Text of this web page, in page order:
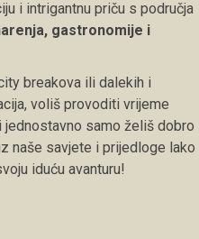
i intrigantnu priču s područja
gastronomije i
breakova ili dalekih i
voliš provoditi vrijeme
samo želiš dobro
naše savjete i prijedloge lako
iduću avanturu!